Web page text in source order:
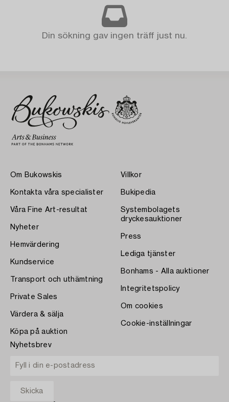
Din sökning gav ingen träff just nu.
Om Bukowskis
Kontakta våra specialister
Våra Fine Art-resultat
Nyheter
Hemvärdering
Kundservice
Transport och uthämtning
Private Sales
Värdera & sälja
Köpa på auktion
Villkor
Bukipedia
Systembolagets
dryckesauktioner
Press
Lediga tjänster
Bonhams - Alla auktioner
Integritetspolicy
Om cookies
Cookie-inställningar
Nyhetsbrev